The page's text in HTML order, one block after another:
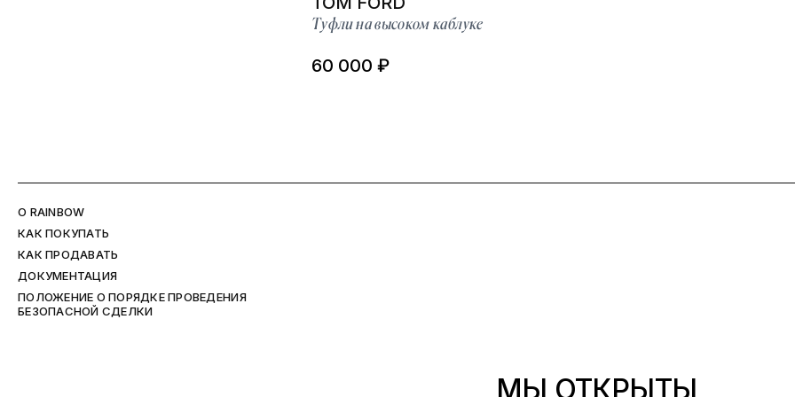
Туфли на высоком каблуке
60 000 ₽
O RAINBOW
КАК ПОКУПАТЬ
КАК ПРОДАВАТЬ
ДОКУМЕНТАЦИЯ
ПОЛОЖЕНИЕ О ПОРЯДКЕ ПРОВЕДЕНИЯ
БЕЗОПАСНОЙ СДЕЛКИ
МЫ ОТКРЫТЫ